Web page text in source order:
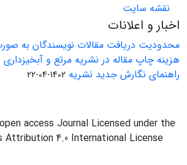
نقشه سایت
اخبار و اعلانات
محدودیت دریافت مقالات نویسندگان به
هزینه چاپ مقاله در نشریه مرتع و آبخیزداری
راهنمای نگارش جدید نشریه 1402-04-22
access Journal Licensed under the
Attribution 4.0 International License